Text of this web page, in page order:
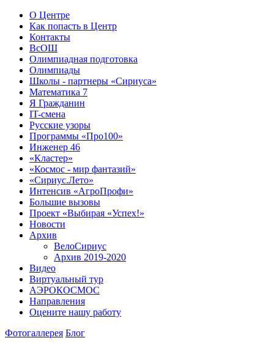
О Центре
Как попасть в Центр
Контакты
ВсОШ
Олимпиадная подготовка
Олимпиады
Школы - партнеры «Сириуса»
Математика 7
Я Гражданин
IT-смена
Русские узоры
Программы «Про100»
Инженер 46
«Кластер»
«Космос - мир фантазий»
«Сириус.Лето»
Интенсив «АгроПрофи»‎
Большие вызовы
Проект «Выбирая «Успех!»
Новости
Архив
ВелоСириус
Архив 2019-2020
Видео
Виртуальный тур
АЭРОКОСМОС
Направления
Оцените нашу работу
Фотогаллерея Блог